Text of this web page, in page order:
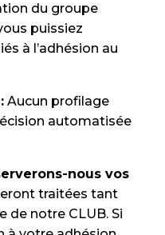
du groupe
puissiez
à l’adhésion au
Aucun profilage
automatisée
nous vos
traitées tant
de notre CLUB. Si